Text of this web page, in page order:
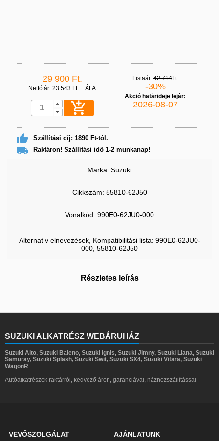
29 900 Ft.
Nettó ár: 23 543 Ft. + ÁFA

Listaár:42 714Ft.
-30%
Akció határideje lejár:
2026-08-07
 Szállítási díj: 1890 Ft-tól.
 Raktáron! Szállítási idő 1-2 munkanap!
Márka: Suzuki
Cikkszám: 55810-62J50
Vonalkód: 990E0-62JU0-000
Alternatív elnevezések, Kompatibilitási lista: 990E0-62JU0-
000, 55810-62J50
Részletes leírás
SUZUKI ALKATRÉSZ WEBÁRUHÁZ
Suzuki Alto, Suzuki Baleno, Suzuki Ignis, Suzuki Jimny, Suzuki Liana, Suzuki
Samuray, Suzuki Splash, Suzuki Swit, Suzuki SX4, Suzuki Vitara, Suzuki
WagonR
Autóalkatrészek raktárról, kedvező áron, garanciával, házhozszállítással.
VEVŐSZOLGÁLAT AJÁNLATUNK